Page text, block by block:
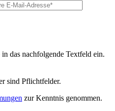
das nachfolgende Textfeld ein.
sind Pflichtfelder.
zur Kenntnis genommen.